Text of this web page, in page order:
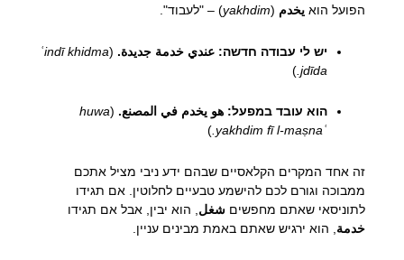
הפועל הוא يخدم (
yakhdim) – "לעבוד".
יש לי עבודה חדשה: عندي خدمة جديدة. (
ʿindī khidma
jdīda.
)
הוא עובד במפעל: هو يخدم في المصنع. (
huwa
yakhdim fī l-maṣnaʿ.
)
זה אחד המקרים הקלאסיים שבהם ידע ניבי מציל אתכם
ממבוכה וגורם לכם להישמע טבעיים לחלוטין. אם תגידו
לתוניסאי שאתם מחפשים شغل , הוא יבין, אבל אם תגידו
خدمة , הוא ירגיש שאתם באמת מבינים עניין.